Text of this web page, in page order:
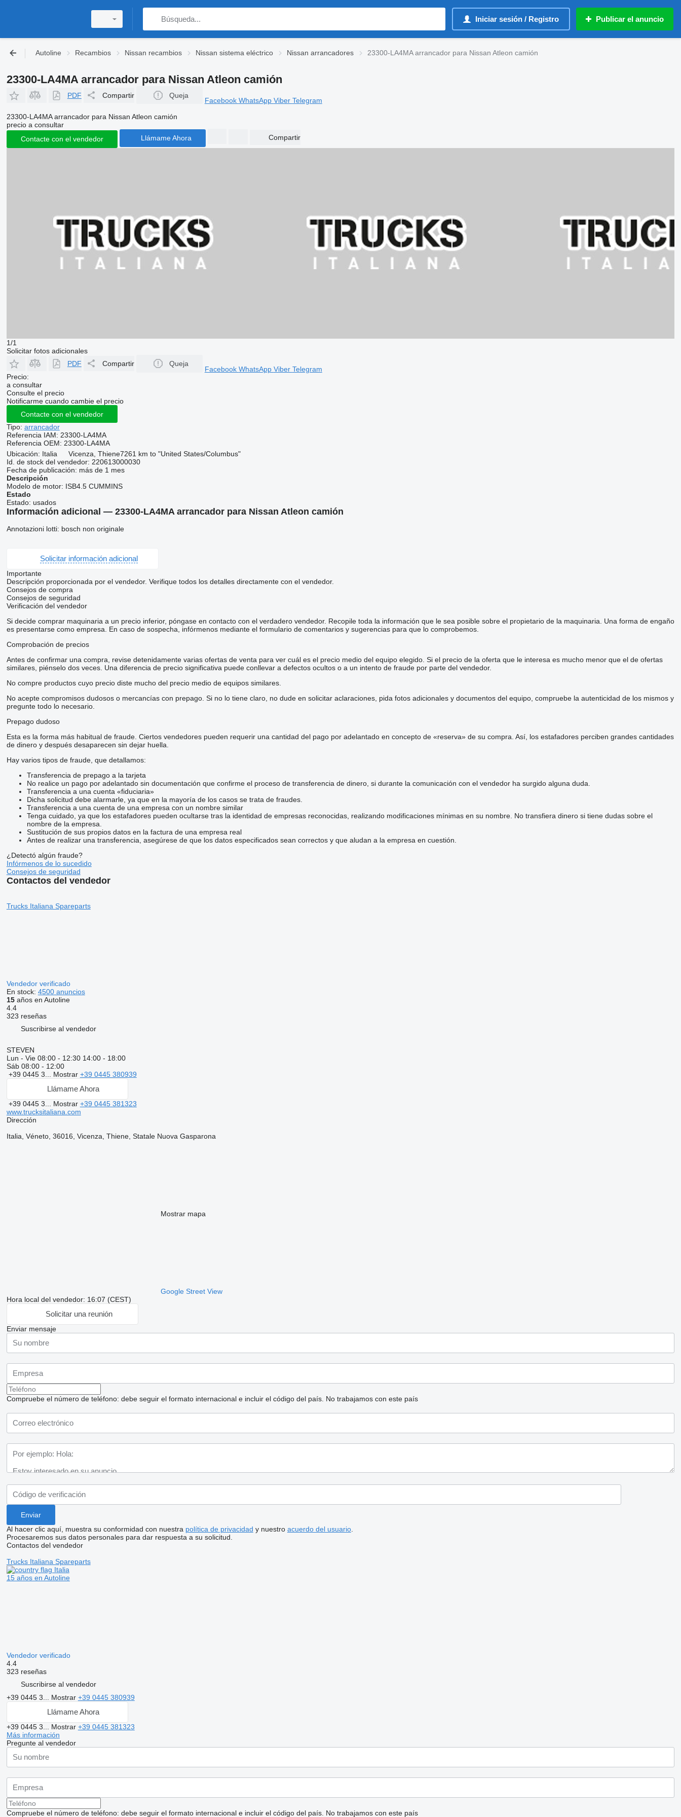
Iniciar sesión / Registro Publicar el anuncio
Autoline Recambios Nissan recambios Nissan sistema eléctrico Nissan arrancadores 23300-LA4MA arrancador para Nissan Atleon camión
23300-LA4MA arrancador para Nissan Atleon camión
PDF Compartir Queja
Facebook WhatsApp Viber Telegram
23300-LA4MA arrancador para Nissan Atleon camión
precio a consultar
Contacte con el vendedor
Llámame Ahora Compartir
1/1
Solicitar fotos adicionales
PDF
Compartir Queja
Facebook WhatsApp Viber Telegram
Precio:
a consultar
Consulte el precio
Notificarme cuando cambie el precio
Contacte con el vendedor
Tipo: arrancador
Referencia IAM: 23300-LA4MA
Referencia OEM: 23300-LA4MA
Ubicación: Italia Vicenza, Thiene7261 km to "United States/Columbus"
Id. de stock del vendedor: 220613000030
Fecha de publicación: más de 1 mes
Descripción
Modelo de motor: ISB4.5 CUMMINS
Estado
Estado: usados
Información adicional — 23300-LA4MA arrancador para Nissan Atleon camión
Annotazioni lotti: bosch non originale
Solicitar información adicional
Importante
Descripción proporcionada por el vendedor. Verifique todos los detalles directamente con el vendedor.
Consejos de compra
Consejos de seguridad
Verificación del vendedor
Si decide comprar maquinaria a un precio inferior, póngase en contacto con el verdadero vendedor. Recopile toda la información que le sea posible sobre el propietario de la maquinaria. Una forma de engaño
es presentarse como empresa. En caso de sospecha, infórmenos mediante el formulario de comentarios y sugerencias para que lo comprobemos.
Comprobación de precios
Antes de confirmar una compra, revise detenidamente varias ofertas de venta para ver cuál es el precio medio del equipo elegido. Si el precio de la oferta que le interesa es mucho menor que el de ofertas
similares, piénselo dos veces. Una diferencia de precio significativa puede conllevar a defectos ocultos o a un intento de fraude por parte del vendedor.
No compre productos cuyo precio diste mucho del precio medio de equipos similares.
No acepte compromisos dudosos o mercancías con prepago. Si no lo tiene claro, no dude en solicitar aclaraciones, pida fotos adicionales y documentos del equipo, compruebe la autenticidad de los mismos y
pregunte todo lo necesario.
Prepago dudoso
Esta es la forma más habitual de fraude. Ciertos vendedores pueden requerir una cantidad del pago por adelantado en concepto de «reserva» de su compra. Así, los estafadores perciben grandes cantidades
de dinero y después desaparecen sin dejar huella.
Hay varios tipos de fraude, que detallamos:
Transferencia de prepago a la tarjeta
No realice un pago por adelantado sin documentación que confirme el proceso de transferencia de dinero, si durante la comunicación con el vendedor ha surgido alguna duda.
Transferencia a una cuenta «fiduciaria»
Dicha solicitud debe alarmarle, ya que en la mayoría de los casos se trata de fraudes.
Transferencia a una cuenta de una empresa con un nombre similar
Tenga cuidado, ya que los estafadores pueden ocultarse tras la identidad de empresas reconocidas, realizando modificaciones mínimas en su nombre. No transfiera dinero si tiene dudas sobre el
nombre de la empresa.
Sustitución de sus propios datos en la factura de una empresa real
Antes de realizar una transferencia, asegúrese de que los datos especificados sean correctos y que aludan a la empresa en cuestión.
¿Detectó algún fraude?
Infórmenos de lo sucedido
Consejos de seguridad
Contactos del vendedor
Trucks Italiana Spareparts
Vendedor verificado
En stock: 4500 anuncios
15años en Autoline
4.4
323 reseñas
Suscribirse al vendedor
STEVEN
Lun - Vie 08:00 - 12:30 14:00 - 18:00
Sáb 08:00 - 12:00
+39 0445 3... Mostrar +39 0445 380939
Llámame Ahora
+39 0445 3... Mostrar +39 0445 381323
www.trucksitaliana.com
Dirección
Italia, Véneto, 36016, Vicenza, Thiene, Statale Nuova Gasparona
Mostrar mapa
Google Street View
Hora local del vendedor: 16:07 (CEST)
Solicitar una reunión
Enviar mensaje
Compruebe el número de teléfono: debe seguir el formato internacional e incluir el código del país. No trabajamos con este país
Al hacer clic aquí, muestra su conformidad con nuestra política de privacidad y nuestro acuerdo del usuario.
Procesaremos sus datos personales para dar respuesta a su solicitud.
Contactos del vendedor
Trucks Italiana Spareparts
Italia
15 años en Autoline
Vendedor verificado
4.4
323 reseñas
Suscribirse al vendedor
+39 0445 3... Mostrar +39 0445 380939
Llámame Ahora
+39 0445 3... Mostrar +39 0445 381323
Más información
Pregunte al vendedor
Compruebe el número de teléfono: debe seguir el formato internacional e incluir el código del país. No trabajamos con este país